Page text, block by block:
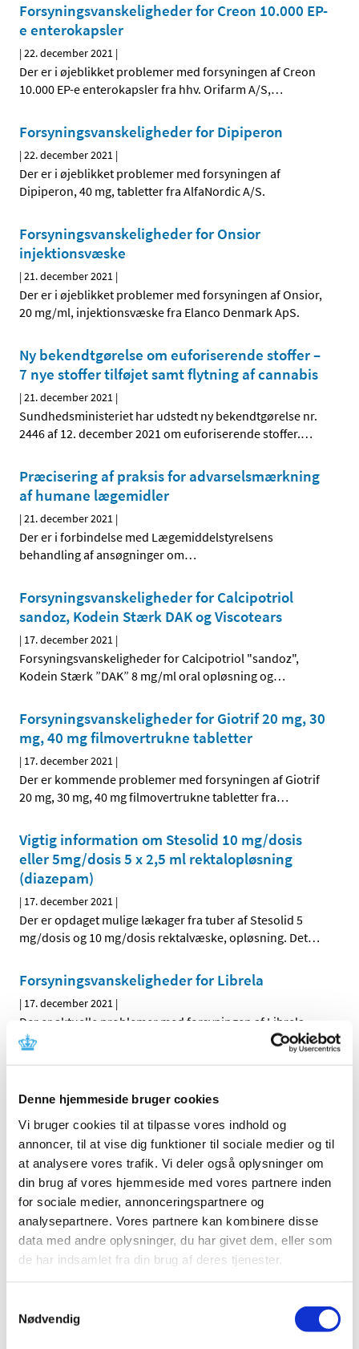
Denne hjemmeside bruger cookies
Vi bruger cookies til at tilpasse vores indhold og
annoncer, til at vise dig funktioner til sociale medier og til
at analysere vores trafik. Vi deler også oplysninger om
din brug af vores hjemmeside med vores partnere inden
for sociale medier, annonceringspartnere og
analysepartnere. Vores partnere kan kombinere disse
data med andre oplysninger, du har givet dem, eller som
de har indsamlet fra din brug af deres tjenester.
Nødvendig
Forsyningsvanskeligheder for Creon 10.000 EP-
e enterokapsler
|22. december 2021 |
Der er i øjeblikket problemer med forsyningen af Creon
10.000 EP-e enterokapsler fra hhv. Orifarm A/S,…
Forsyningsvanskeligheder for Dipiperon
|22. december 2021 |
Der er i øjeblikket problemer med forsyningen af
Dipiperon, 40 mg, tabletter fra AlfaNordic A/S.
Forsyningsvanskeligheder for Onsior
injektionsvæske
|21. december 2021 |
Der er i øjeblikket problemer med forsyningen af Onsior,
20 mg/ml, injektionsvæske fra Elanco Denmark ApS.
Ny bekendtgørelse om euforiserende stoffer –
7 nye stoffer tilføjet samt flytning af cannabis
|21. december 2021 |
Sundhedsministeriet har udstedt ny bekendtgørelse nr.
2446 af 12. december 2021 om euforiserende stoffer.…
Præcisering af praksis for advarselsmærkning
af humane lægemidler
|21. december 2021 |
Der er i forbindelse med Lægemiddelstyrelsens
behandling af ansøgninger om…
Forsyningsvanskeligheder for Calcipotriol
sandoz, Kodein Stærk DAK og Viscotears
| 17. december 2021 |
Forsyningsvanskeligheder for Calcipotriol "sandoz",
Kodein Stærk ”DAK” 8 mg/ml oral opløsning og…
Forsyningsvanskeligheder for Giotrif 20 mg, 30
mg, 40 mg filmovertrukne tabletter
| 17. december 2021 |
Der er kommende problemer med forsyningen af Giotrif
20 mg, 30 mg, 40 mg filmovertrukne tabletter fra…
Vigtig information om Stesolid 10 mg/dosis
eller 5mg/dosis 5 x 2,5 ml rektalopløsning
(diazepam)
| 17. december 2021 |
Der er opdaget mulige lækager fra tuber af Stesolid 5
mg/dosis og 10 mg/dosis rektalvæske, opløsning. Det…
Forsyningsvanskeligheder for Librela
| 17. december 2021 |
Der er aktuelle problemer med forsyningen af Librela,
injektionsvæske, opløsning, 5 mg, 10 mg, 15 mg, 20 mg…
til nyt lægemiddel til behandling af Covid-19
|16. december 2021|
Det europæiske lægemiddelagentur EMA’s
lægemiddelkomité CHMP indstiller, at et nyt…
Status på behandlede indberetninger om
formodede bivirkninger ved COVID-19 Vaccine
Janssen (Johnson & Johnson), uge 50
|16. december 2021
Lægemiddelstyrelsen har frem til den 14. december 2021